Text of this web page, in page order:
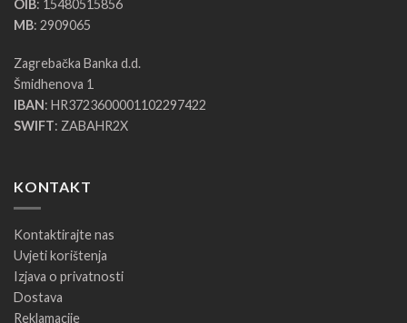
OIB: 15480515856
MB: 2909065
Zagrebačka Banka d.d.
Šmidhenova 1
IBAN: HR3723600001102297422
SWIFT: ZABAHR2X
KONTAKT
Kontaktirajte nas
Uvjeti korištenja
Izjava o privatnosti
Dostava
Reklamacije